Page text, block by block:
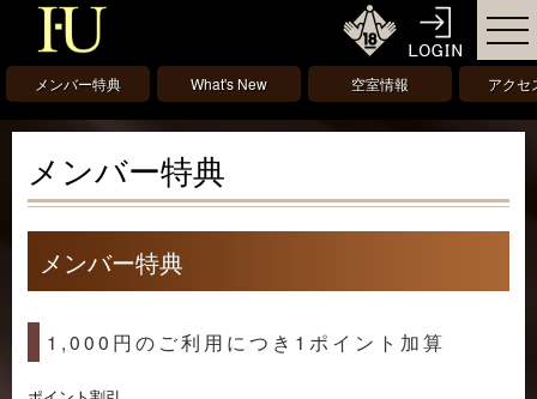
メンバー特典 What's New 空室情報 アクセ
メンバー特典
メンバー特典
1,000円のご利用につき1ポイント加算